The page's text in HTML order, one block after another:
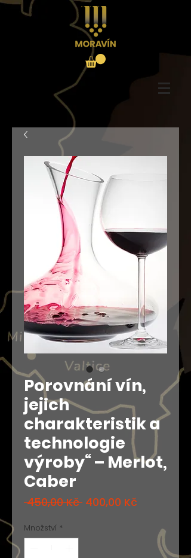
Porovnání vín,
jejich
charakteristik a
technologie
výroby“ – Merlot,
Caber
450,00 Kč Běžná
400,00 Kč
Množství *